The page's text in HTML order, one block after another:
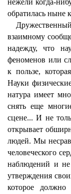
нежели когда-
обратилась ныне
взаимному
надежду, что
феноменов или
к пользе,
Науки
натура имеет
снять еще
сцене... И не
открывает
людей. Мы
человеческого
наблюдений и не
утверждения
которое